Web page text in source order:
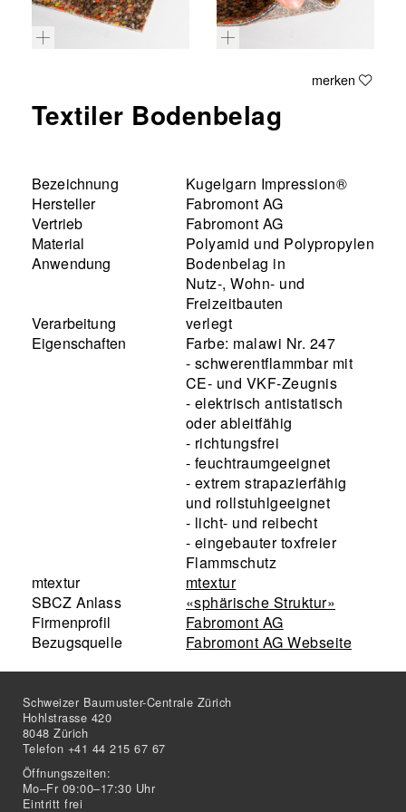
merken
Textiler Bodenbelag
Bezeichnung
Kugelgarn Impression®
Hersteller
Fabromont AG
Vertrieb
Fabromont AG
Material
Polyamid und Polypropylen
Anwendung
Bodenbelag in
Nutz-, Wohn- und
Freizeitbauten
Verarbeitung
verlegt
Eigenschaften
Farbe: malawi Nr. 247
- schwerentflammbar mit
CE- und VKF-Zeugnis
- elektrisch antistatisch
oder ableitfähig
- richtungsfrei
- feuchtraumgeeignet
- extrem strapazierfähig
und rollstuhlgeeignet
- licht- und reibecht
- eingebauter toxfreier
Flammschutz
mtextur
mtextur
SBCZ Anlass
«sphärische Struktur»
Firmenprofil
Fabromont AG
Bezugsquelle
Fabromont AG Webseite
Schweizer Baumuster-Centrale Zürich
Hohlstrasse 420
8048 Zürich
Telefon +41 44 215 67 67
Öffnungszeiten:
Mo–Fr 09:00–17:30 Uhr
Eintritt frei